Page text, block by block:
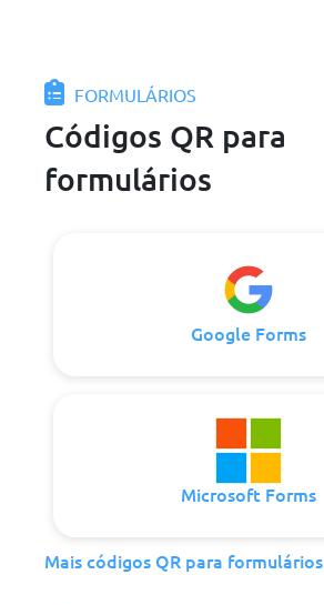
FORMULÁRIOS
Códigos QR para
formulários
Google Forms
Microsoft Forms
Mais códigos QR para formulários